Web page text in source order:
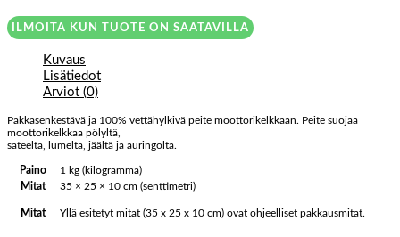
ILMOITA KUN TUOTE ON SAATAVILLA
Kuvaus
Lisätiedot
Arviot (0)
Pakkasenkestävä ja 100% vettähylkivä peite moottorikelkkaan. Peite suojaa
moottorikelkkaa pölyltä,
sateelta, lumelta, jäältä ja auringolta.
Paino
1 kg (kilogramma)
Mitat
35 × 25 × 10 cm (senttimetri)
Mitat Yllä esitetyt mitat (35 x 25 x 10 cm) ovat ohjeelliset pakkausmitat.